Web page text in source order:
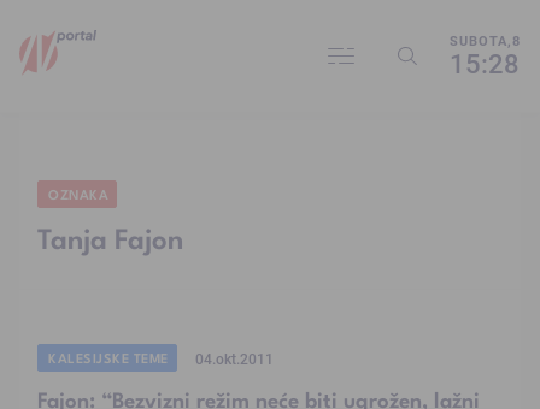
SUBOTA,8
15:28
OZNAKA
Tanja Fajon
KALESIJSKE TEME 04.okt.2011
Fajon: “Bezvizni režim neće biti ugrožen, lažni